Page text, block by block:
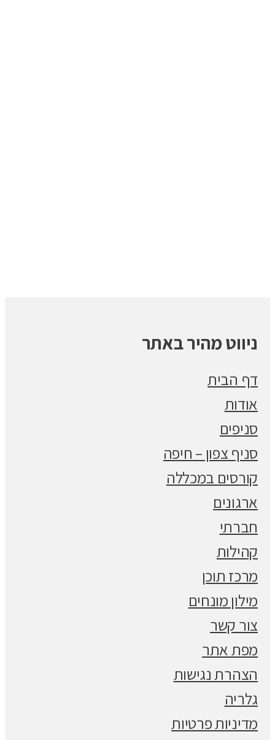
ניווט מהיר באתר
דף הבית
אודות
סניפים
סניף צפון – חיפה
קורסים במכללה
ארגונים
חברתי
קהילות
מרכז תוכן
מילון מונחים
צור קשר
מפת אתר
הצהרת נגישות
גלריה
מדיניות פרטיות